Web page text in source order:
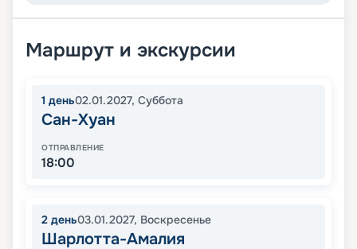
Маршрут и экскурсии
1 день02.01.2027, Суббота
Сан-Хуан
ОТПРАВЛЕНИЕ
18:00
2 день03.01.2027, Воскресенье
Шарлотта-Амалия